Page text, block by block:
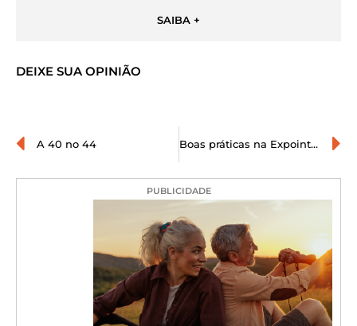
SAIBA +
DEIXE SUA OPINIÃO
A 40 no 44 Boas práticas na Expointer
PUBLICIDADE